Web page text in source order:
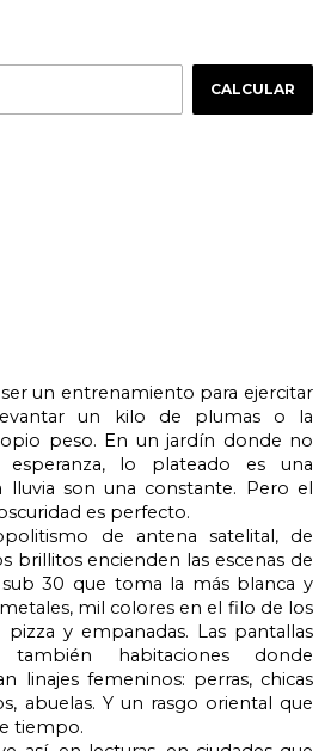
CALCULAR
un entrenamiento para ejercitar
un kilo de plumas o la
peso. En un jardín donde no
lo plateado es una
son una constante. Pero el
es perfecto.
de antena satelital, de
brillitos encienden las escenas de
sub 30 que toma la más blanca y
mil colores en el filo de los
y empanadas. Las pantallas
también habitaciones donde
linajes femeninos: perras, chicas
abuelas. Y un rasgo oriental que
tiempo.